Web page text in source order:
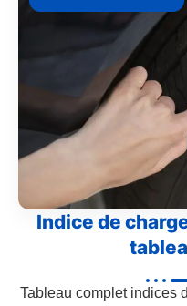
Indice de
Tableau complet indices